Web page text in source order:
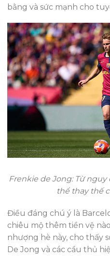
bằng và sức mạnh cho
Frenkie de Jong: Từ
thể thay thế
Điều đáng chú ý là
chiêu mộ thêm tiền vệ
nhượng hè này, cho thấy
De Jong và các cầu thủ